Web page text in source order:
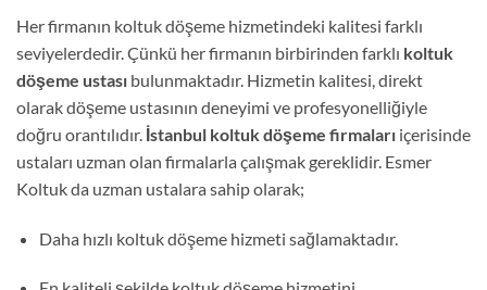
Her firmanın koltuk döşeme hizmetindeki kalitesi farklı
seviyelerdedir. Çünkü her firmanın birbirinden farklı koltuk
döşeme ustası bulunmaktadır. Hizmetin kalitesi, direkt
olarak döşeme ustasının deneyimi ve profesyonelliğiyle
doğru orantılıdır. İstanbul koltuk döşeme firmaları içerisinde
ustaları uzman olan firmalarla çalışmak gereklidir. Esmer
Koltuk da uzman ustalara sahip olarak;
Daha hızlı koltuk döşeme hizmeti sağlamaktadır.